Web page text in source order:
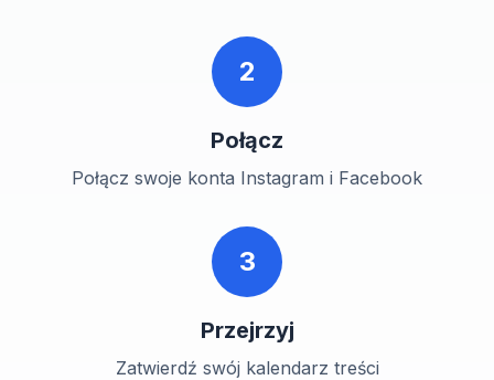
2
Połącz
Połącz swoje konta Instagram i Facebook
3
Przejrzyj
Zatwierdź swój kalendarz treści